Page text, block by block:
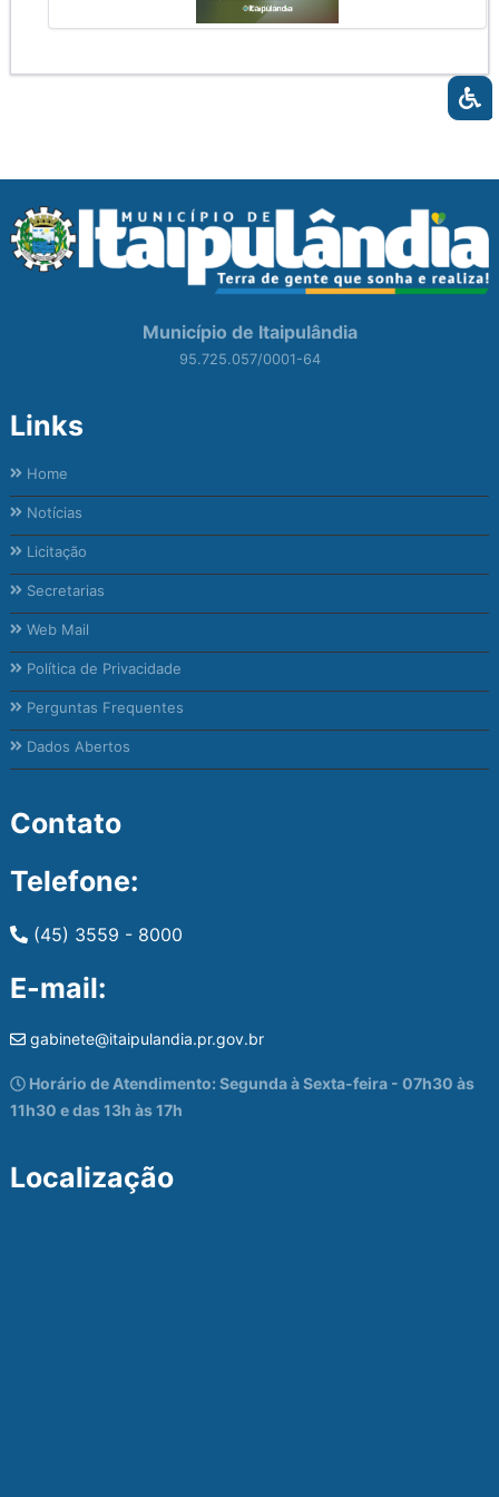
Município de Itaipulândia
95.725.057/0001-64
Links
Home
Notícias
Licitação
Secretarias
Web Mail
Política de Privacidade
Perguntas Frequentes
Dados Abertos
Contato
Telefone:
(45) 3559 - 8000
E-mail:
gabinete@itaipulandia.pr.gov.br
Horário de Atendimento: Segunda à Sexta-feira - 07h30 às
11h30 e das 13h às 17h
Localização